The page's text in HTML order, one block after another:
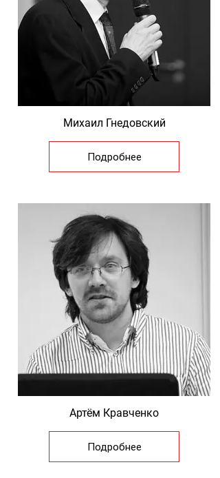
Михаил Гнедовский
Подробнее
Артём Кравченко
Подробнее